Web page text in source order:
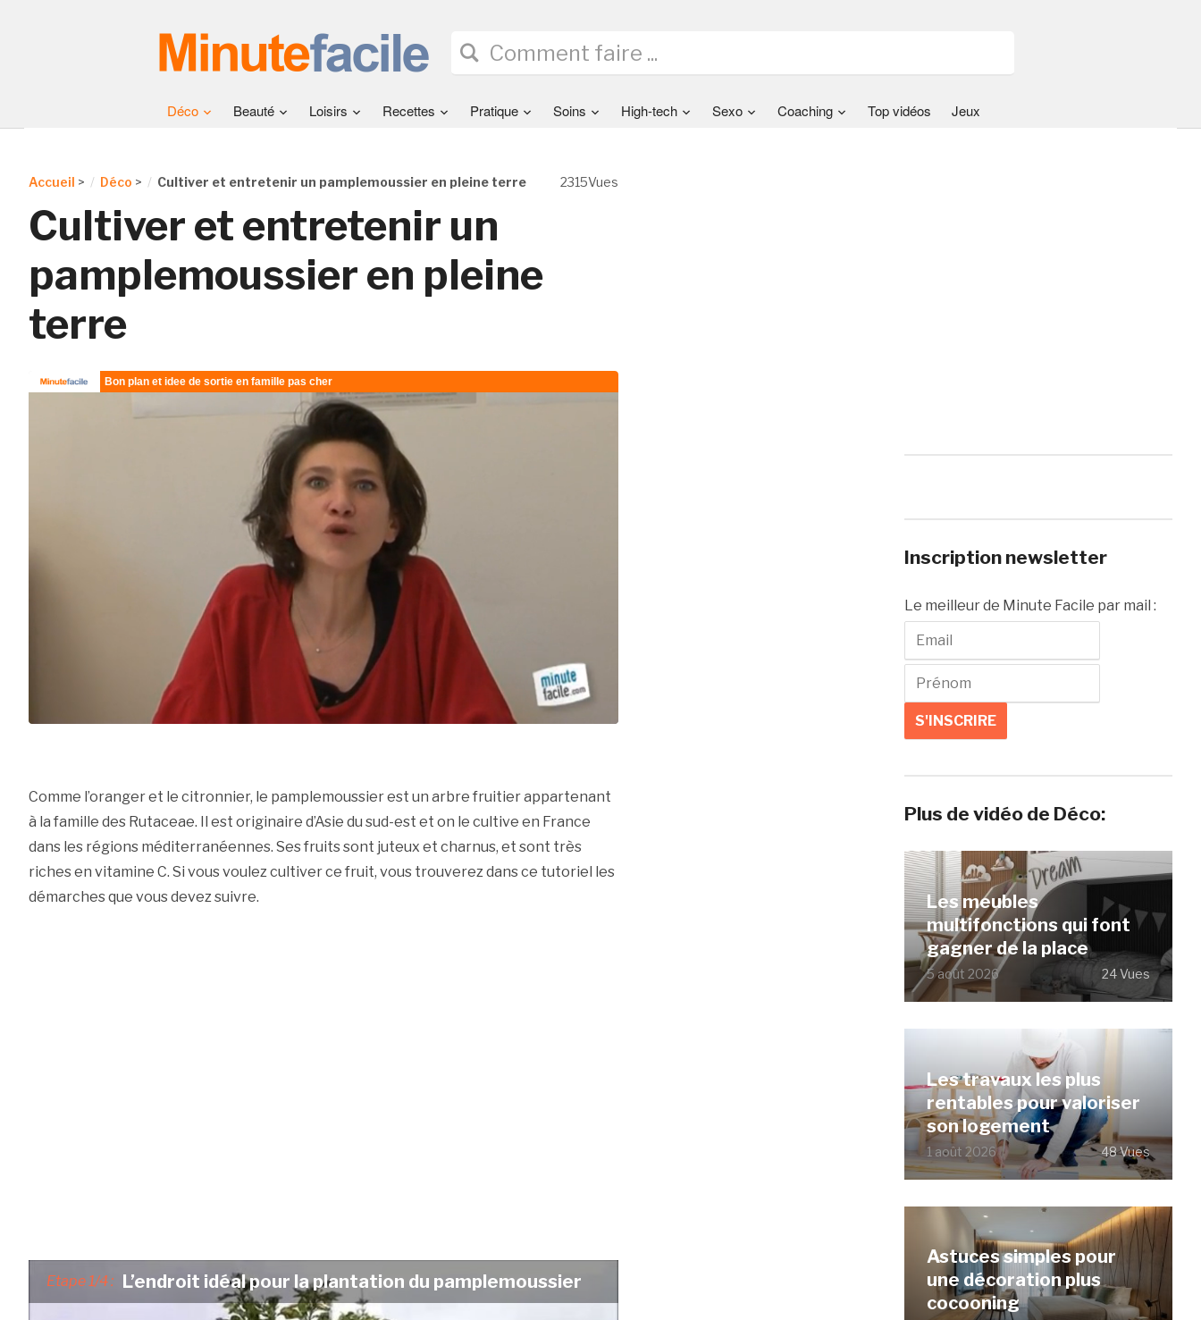
Déco Beauté Loisirs Recettes Pratique Soins High-tech Sexo Coaching Top vidéos Jeux
2315Vues
Accueil > Déco > Cultiver et entretenir un pamplemoussier en pleine terre
Cultiver et entretenir un
pamplemoussier en pleine
terre
Comme l’oranger et le citronnier, le pamplemoussier est un arbre fruitier appartenant
à la famille des Rutaceae. Il est originaire d’Asie du sud-est et on le cultive en France
dans les régions méditerranéennes. Ses fruits sont juteux et charnus, et sont très
riches en vitamine C. Si vous voulez cultiver ce fruit, vous trouverez dans ce tutoriel les
démarches que vous devez suivre.
Etape 1/4 : L’endroit idéal pour la plantation du pamplemoussier
Inscription newsletter
Le meilleur de Minute Facile par mail :
Plus de vidéo de Déco:
Les meubles
multifonctions qui font
gagner de la place
5 août 2026 24 Vues
Les travaux les plus
rentables pour valoriser
son logement
1 août 2026 48 Vues
Astuces simples pour
une décoration plus
cocooning